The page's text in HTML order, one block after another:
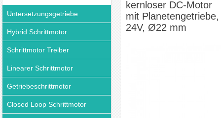
Untersetzungsgetriebe
Hybrid Schrittmotor
Schrittmotor Treiber
Linearer Schrittmotor
Getriebeschrittmotor
Closed Loop Schrittmotor
kernloser DC-Motor
mit Planetengetriebe,
24V, Ø22 mm